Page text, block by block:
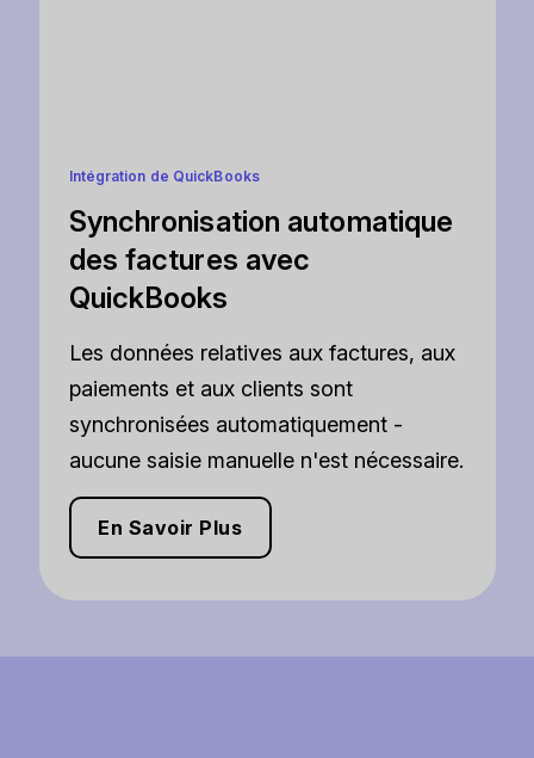
Intégration de QuickBooks
Synchronisation automatique
des factures avec
QuickBooks
Les données relatives aux factures, aux
paiements et aux clients sont
synchronisées automatiquement -
aucune saisie manuelle n'est nécessaire.
En Savoir Plus